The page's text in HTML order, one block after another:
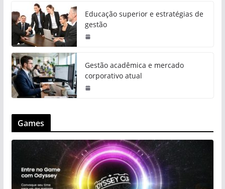
Educação superior e estratégias de
gestão
Gestão acadêmica e mercado
corporativo atual
Games